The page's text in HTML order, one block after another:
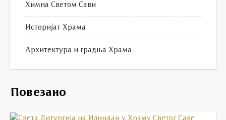
Химна Светом Сави
Историјат Храма
Архитектура и градња Храма
Повезано